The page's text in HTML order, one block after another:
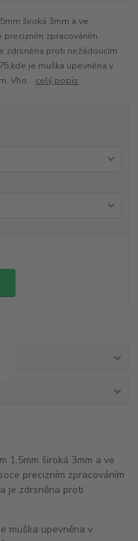
široká 3mm a ve
precizním zpracováním
zdrsněna proti nežádoucím
je muška upevněna v
Vho... celý popis
1,5mm široká 3mm a ve
precizním zpracováním
je zdrsněna proti
muška upevněna v